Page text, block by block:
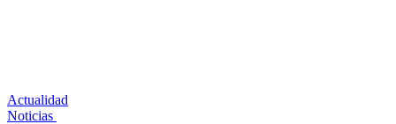
Actualidad
Noticias